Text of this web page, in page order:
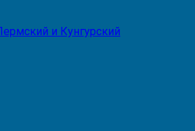
и Кунгурский